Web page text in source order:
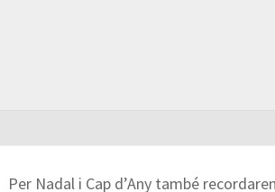
Per Nadal i Cap d’Any també